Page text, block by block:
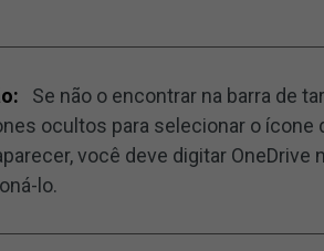
Se não o encontrar na barra de
ocultos para selecionar o ícone
você deve digitar OneDrive
lo.